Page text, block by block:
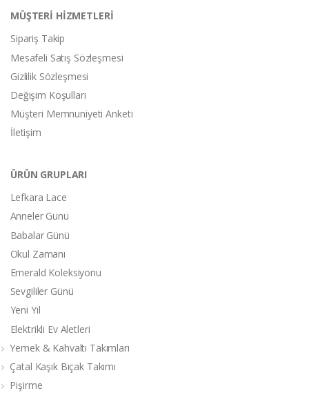
MÜŞTERİ HİZMETLERİ
Sipariş Takip
Mesafeli Satış Sözleşmesi
Gizlilik Sözleşmesi
Değişim Koşulları
Müşteri Memnuniyeti Anketi
İletişim
ÜRÜN GRUPLARI
Lefkara Lace
Anneler Günü
Babalar Günü
Okul Zamanı
Emerald Koleksiyonu
Sevgililer Günü
Yeni Yıl
Elektrikli Ev Aletleri
Yemek & Kahvaltı Takımları
Çatal Kaşık Bıçak Takımı
Pişirme